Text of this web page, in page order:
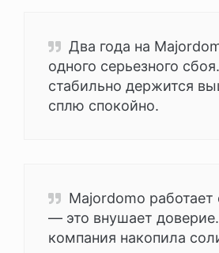
Два года на
одного серьезного
стабильно держится
сплю спокойно.
Majordomo работает
— это внушает
компания накопила